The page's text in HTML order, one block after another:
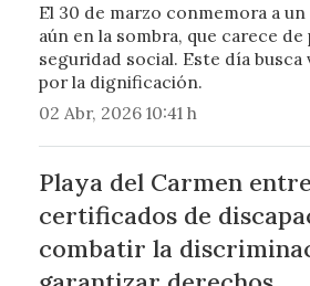
El 30 de marzo conmemora a
aún en la sombra, que carece
seguridad social. Este día busca
por la dignificación.
02 Abr, 2026 10:41 h
Playa del Carmen
certificados de
combatir la